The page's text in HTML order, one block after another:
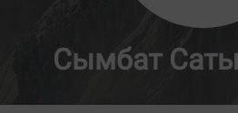
Сымбат